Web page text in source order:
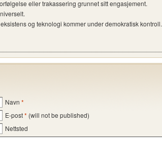
eller trakassering grunnet sitt engasjement.
og teknologi kommer under demokratisk kontroll.
Navn *
E-post* (will not be published)
Nettsted